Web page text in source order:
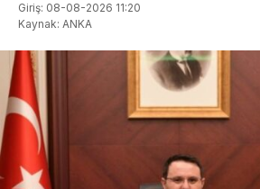
Giriş: 08-08-2026 11:20
Kaynak: ANKA